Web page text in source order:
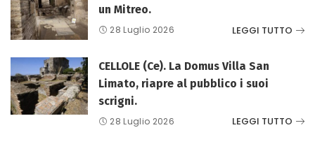
un Mitreo.
28 Luglio 2026 LEGGI TUTTO
CELLOLE (Ce). La Domus Villa San
Limato, riapre al pubblico i suoi
scrigni.
28 Luglio 2026 LEGGI TUTTO